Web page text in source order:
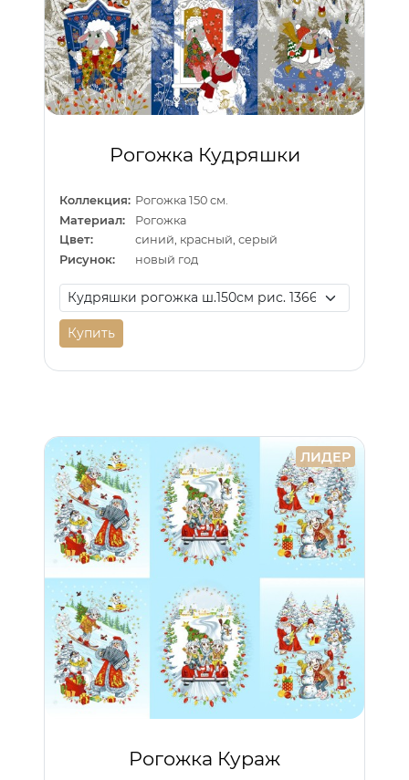
Рогожка Кудряшки
Коллекция: Рогожка 150 см.
Материал:
Рогожка
Цвет:
синий, красный, серый
Рисунок:
новый год
Купить
ЛИДЕР
Рогожка Кураж